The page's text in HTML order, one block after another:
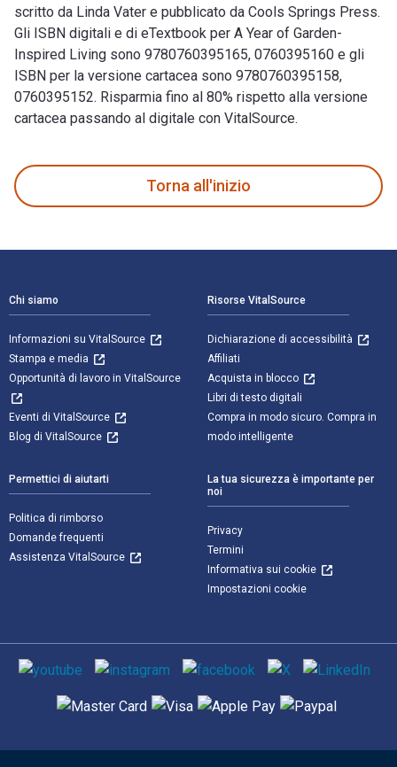
scritto da Linda Vater e pubblicato da Cools Springs Press.
Gli ISBN digitali e di eTextbook per A Year of Garden-
Inspired Living sono 9780760395165, 0760395160 e gli
ISBN per la versione cartacea sono 9780760395158,
0760395152. Risparmia fino al 80% rispetto alla versione
cartacea passando al digitale con VitalSource.
Torna all'inizio
Chi siamo
Informazioni su VitalSource
Stampa e media
Opportunità di lavoro in VitalSource
Eventi di VitalSource
Blog di VitalSource
Risorse VitalSource
Dichiarazione di accessibilità
Affiliati
Acquista in blocco
Libri di testo digitali
Compra in modo sicuro. Compra in
modo intelligente
Permettici di aiutarti
Politica di rimborso
Domande frequenti
Assistenza VitalSource
La tua sicurezza è importante per
noi
Privacy
Termini
Informativa sui cookie
Impostazioni cookie
Mezzi sociali
Metodi di pagamento supportati